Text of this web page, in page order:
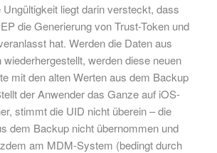
liegt darin versteckt, dass
die Generierung von Trust-Token und
hat. Werden die Daten aus
werden diese neuen
mit den alten Werten aus dem Backup
der Anwender das Ganze auf iOS-
stimmt die UID nicht überein – die
dem Backup nicht übernommen und
am MDM-System (bedingt durch